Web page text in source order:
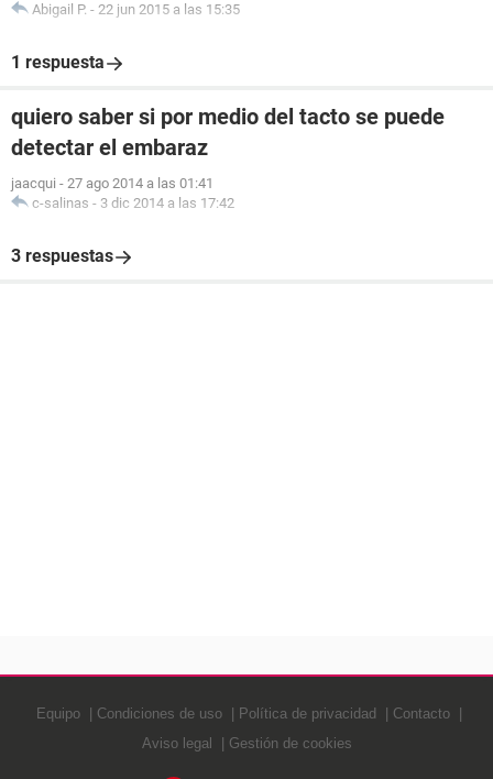
Abigail P. - 22 jun 2015 a las 15:35
1 respuesta
quiero saber si por medio del tacto se puede
detectar el embaraz
jaacqui - 27 ago 2014 a las 01:41
c-salinas - 3 dic 2014 a las 17:42
3 respuestas
Equipo Condiciones de uso Política de privacidad
Contacto
Aviso legal
Gestión de cookies